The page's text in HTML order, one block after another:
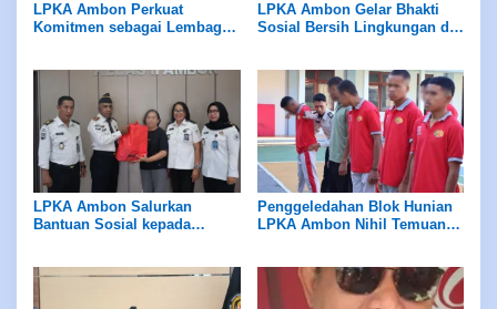
LPKA Ambon Perkuat
Komitmen sebagai Lembaga
LPKA Ambon Gelar Bhakti
Sosial Bersih Lingkungan di
LPKA Ambon Salurkan
Bantuan Sosial kepada
Penggeledahan Blok Hunian
LPKA Ambon Nihil Temuan